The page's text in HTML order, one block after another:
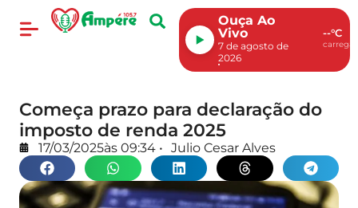
Ouça Ao
Vivo
7 de agosto de
2026
--°C
Começa prazo para declaração do
imposto de renda 2025
17/03/2025às 09:34 • Julio Cesar Alves